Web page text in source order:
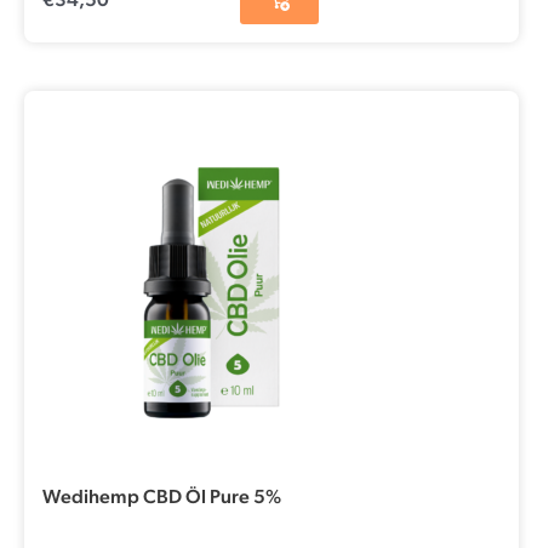
Wedihemp CBD Öl Pure 5%